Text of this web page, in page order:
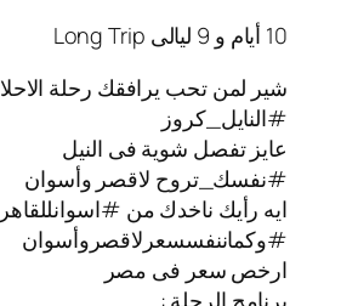
10 أيام و 9 ليالى Long Trip
شير لمن تحب يرافقك رحلة
#النايل_كروز
عايز تفصل شوية فى النيل
#نفسك_تروح لاقصر وأسوان
ايه رأيك ناخدك من
#وكماننفسسعرلاقصروأسوان
ارخص سعر فى مصر